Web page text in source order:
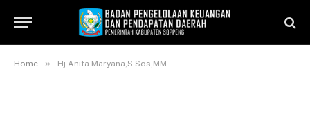
Home » Hj.Anita Maryana,S.Sos,MM